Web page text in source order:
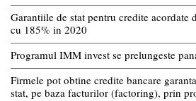
Garantiile de stat pentru credite acordate
cu 185% in 2020
Programul IMM invest se prelungeste
Firmele pot obtine credite bancare
stat, pe baza facturilor (factoring), prin